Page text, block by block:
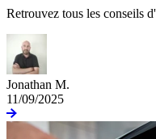
Retrouvez tous les conseils
Jonathan M.
11/09/2025